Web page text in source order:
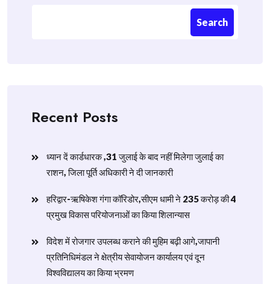
Search
Recent Posts
ध्यान दें कार्डधारक ,31 जुलाई के बाद नहीं मिलेगा जुलाई का
राशन, जिला पूर्ति अधिकारी ने दी जानकारी
हरिद्वार-ऋषिकेश गंगा कॉरिडोर,सीएम धामी ने 235 करोड़ की 4
प्रमुख विकास परियोजनाओं का किया शिलान्यास
विदेश में रोजगार उपलब्ध कराने की मुहिम बढ़ी आगे,जापानी
प्रतिनिधिमंडल ने क्षेत्रीय सेवायोजन कार्यालय एवं दून
विश्वविद्यालय का किया भ्रमण